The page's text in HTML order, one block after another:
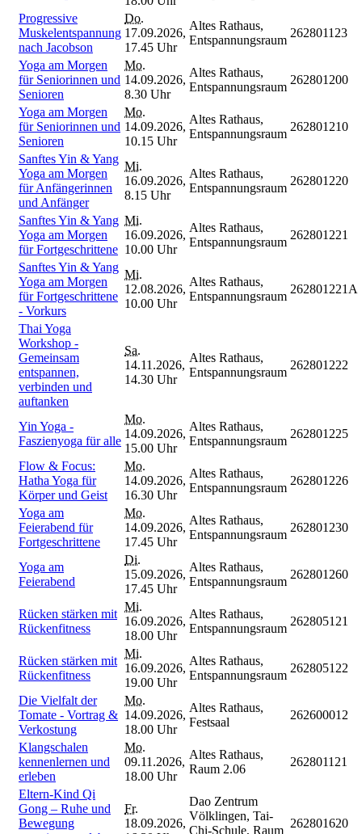
Progressive
Muskelentspannung
nach Jacobson
Do.
17.09.2026,
17.45 Uhr
Altes Rathaus,
Entspannungsraum
262801123
Yoga am Morgen
für Seniorinnen und
Senioren
Mo.
14.09.2026,
8.30 Uhr
Altes Rathaus,
Entspannungsraum
262801200
Yoga am Morgen
für Seniorinnen und
Senioren
Mo.
14.09.2026,
10.15 Uhr
Altes Rathaus,
Entspannungsraum
262801210
Sanftes Yin & Yang
Yoga am Morgen
für Anfängerinnen
und Anfänger
Mi.
16.09.2026,
8.15 Uhr
Altes Rathaus,
Entspannungsraum
262801220
Sanftes Yin & Yang
Yoga am Morgen
für Fortgeschrittene
Mi.
16.09.2026,
10.00 Uhr
Altes Rathaus,
Entspannungsraum
262801221
Sanftes Yin & Yang
Yoga am Morgen
für Fortgeschrittene
- Vorkurs
Mi.
12.08.2026,
10.00 Uhr
Altes Rathaus,
Entspannungsraum
262801221A
Thai Yoga
Workshop -
Gemeinsam
entspannen,
verbinden und
auftanken
Sa.
14.11.2026,
14.30 Uhr
Altes Rathaus,
Entspannungsraum
262801222
Yin Yoga -
Faszienyoga für alle
Mo.
14.09.2026,
15.00 Uhr
Altes Rathaus,
Entspannungsraum
262801225
Flow & Focus:
Hatha Yoga für
Körper und Geist
Mo.
14.09.2026,
16.30 Uhr
Altes Rathaus,
Entspannungsraum
262801226
Yoga am
Feierabend für
Fortgeschrittene
Mo.
14.09.2026,
17.45 Uhr
Altes Rathaus,
Entspannungsraum
262801230
Yoga am
Feierabend
Di.
15.09.2026,
17.45 Uhr
Altes Rathaus,
Entspannungsraum
262801260
Rücken stärken mit
Rückenfitness
Mi.
16.09.2026,
18.00 Uhr
Altes Rathaus,
Entspannungsraum
262805121
Rücken stärken mit
Rückenfitness
Mi.
16.09.2026,
19.00 Uhr
Altes Rathaus,
Entspannungsraum
262805122
Die Vielfalt der
Tomate - Vortrag &
Verkostung
Mo.
14.09.2026,
18.00 Uhr
Altes Rathaus,
Festsaal
262600012
Klangschalen
kennenlernen und
erleben
Mo.
09.11.2026,
18.00 Uhr
Altes Rathaus,
Raum 2.06
262801121
Eltern-Kind Qi
Gong – Ruhe und
Bewegung
Fr.
18.09.2026,
Dao Zentrum
Völklingen, Tai-
Chi-Schule, Raum
262801620